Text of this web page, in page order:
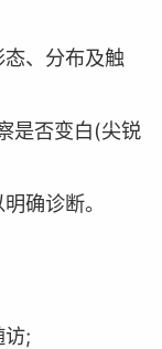
、分布及触
否变白(尖锐
确诊断。
;